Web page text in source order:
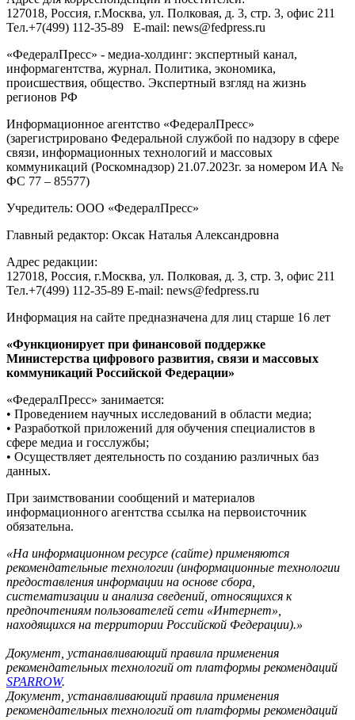
127018, Россия, г.Москва, ул. Полковая, д. 3, стр. 3, офис 211
Тел.+7(499) 112-35-89 E-mail: news@fedpress.ru
«ФедералПресс» - медиа-холдинг: экспертный канал,
информагентства, журнал. Политика, экономика,
происшествия, общество. Экспертный взгляд на жизнь
регионов РФ
Информационное агентство «ФедералПресс»
(зарегистрировано Федеральной службой по надзору в сфере
связи, информационных технологий и массовых
коммуникаций (Роскомнадзор) 21.07.2023г. за номером ИА №
ФС 77 – 85577)
Учредитель: ООО «ФедералПресс»
Главный редактор: Оксак Наталья Александровна
Адрес редакции:
127018, Россия, г.Москва, ул. Полковая, д. 3, стр. 3, офис 211
Тел.+7(499) 112-35-89 E-mail: news@fedpress.ru
Информация на сайте предназначена для лиц старше 16 лет
«Функционирует при финансовой поддержке
Министерства цифрового развития, связи и массовых
коммуникаций Российской Федерации»
«ФедералПресс» занимается:
• Проведением научных исследований в области медиа;
• Разработкой приложений для обучения специалистов в
сфере медиа и госслужбы;
• Осуществляет деятельность по созданию различных баз
данных.
При заимствовании сообщений и материалов
информационного агентства ссылка на первоисточник
обязательна.
«На информационном ресурсе (сайте) применяются
рекомендательные технологии (информационные технологии
предоставления информации на основе сбора,
систематизации и анализа сведений, относящихся к
предпочтениям пользователей сети «Интернет»,
находящихся на территории Российской Федерации).»
Документ, устанавливающий правила применения
рекомендательных технологий от платформы рекомендаций
SPARROW.
Документ, устанавливающий правила применения
рекомендательных технологий от платформы рекомендаций